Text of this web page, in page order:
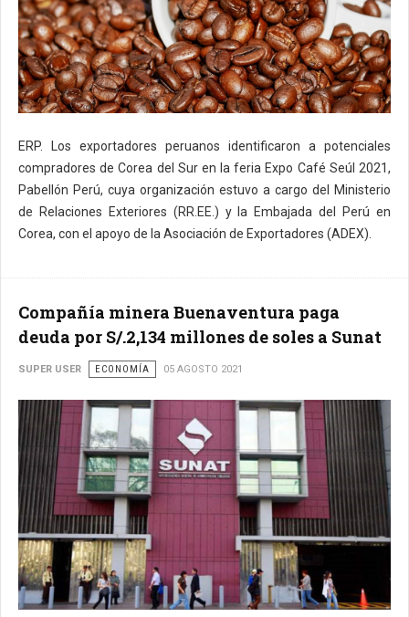
ERP. Los exportadores peruanos identificaron a potenciales
compradores de Corea del Sur en la feria Expo Café Seúl 2021,
Pabellón Perú, cuya organización estuvo a cargo del Ministerio
de Relaciones Exteriores (RR.EE.) y la Embajada del Perú en
Corea, con el apoyo de la Asociación de Exportadores (ADEX).
Compañía minera Buenaventura paga
deuda por S/.2,134 millones de soles a Sunat
SUPER USER ECONOMÍA 05 AGOSTO 2021